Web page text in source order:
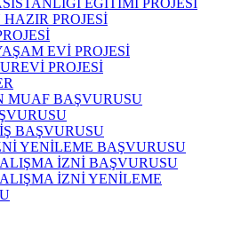
EĞİTİMİ PROJESİ
PROJESİ
EVİ PROJESİ
PROJESİ
MUAF BAŞVURUSU
BAŞVURUSU
YENİLEME BAŞVURUSU
İZNİ BAŞVURUSU
İZNİ YENİLEME